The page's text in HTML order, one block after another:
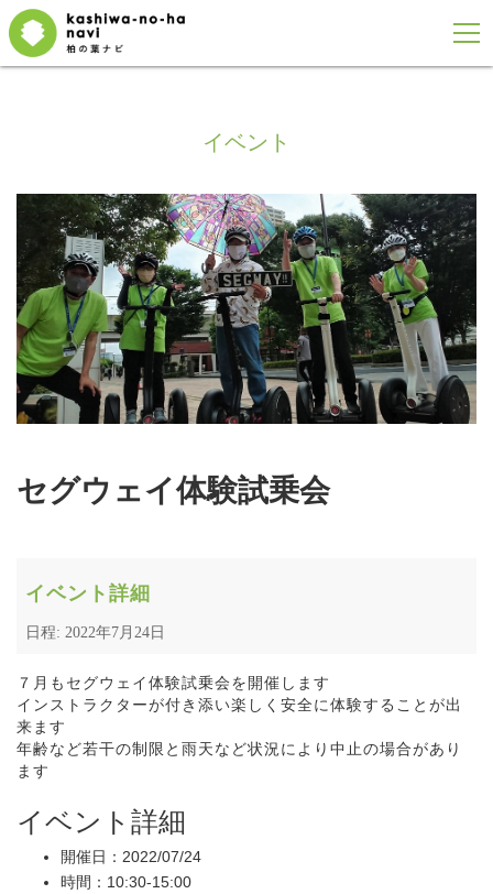
イベント
セグウェイ体験試乗会
イベント詳細
日程: 2022年7月24日
７月もセグウェイ体験試乗会を開催します
インストラクターが付き添い楽しく安全に体験することが出
来ます
年齢など若干の制限と雨天など状況により中止の場合があり
ます
イベント詳細
開催日：2022/07/24
時間：10:30-15:00